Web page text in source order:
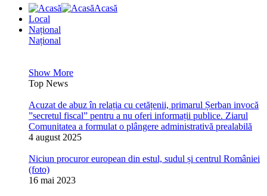
Acasă
Local
Național
Național
Show More
Top News
Acuzat de abuz în relația cu cetățenii, primarul Șerban invocă
”secretul fiscal” pentru a nu oferi informații publice. Ziarul
Comunitatea a formulat o plângere administrativă prealabilă
4 august 2025
Niciun procuror european din estul, sudul și centrul României
(foto)
16 mai 2023